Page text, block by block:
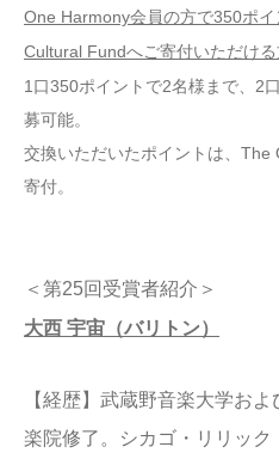
One Harmony会員の方で350ポ
Cultural Fundへご寄付いただけ
1口350ポイントで2名様まで、2
募可能。
交換いただいたポイントは、The
寄付。
＜第25回受賞者紹介＞
大西 宇宙（バリトン）
【経歴】武蔵野音楽大学お
楽院修了。シカゴ・リリッ